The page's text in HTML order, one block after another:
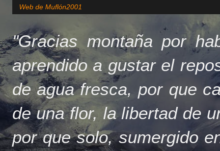
Web de Muflón2001
"Gracias montaña por
aprendido a gustar el
de agua fresca, por que
de una flor, la libertad de
por que solo, sumergido